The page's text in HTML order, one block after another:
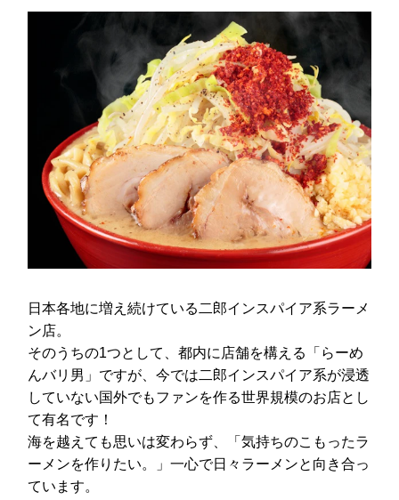
日本各地に増え続けている二郎インスパイア系ラーメ
ン店。
そのうちの1つとして、都内に店舗を構える「らーめ
んバリ男」ですが、今では二郎インスパイア系が浸透
していない国外でもファンを作る世界規模のお店とし
て有名です！
海を越えても思いは変わらず、「気持ちのこもったラ
ーメンを作りたい。」一心で日々ラーメンと向き合っ
ています。